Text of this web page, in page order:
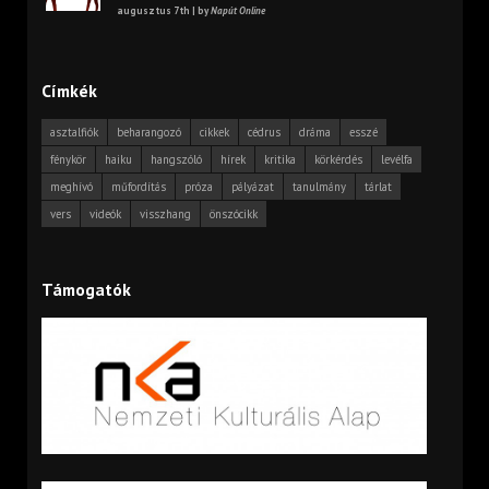
augusztus 7th | byNapút Online
Címkék
asztalfiók beharangozó cikkek cédrus dráma
esszé
fénykör
haiku hangszóló hírek kritika körkérdés
levélfa
meghívó
műfordítás próza pályázat tanulmány
tárlat
vers
videók visszhang önszócikk
Támogatók